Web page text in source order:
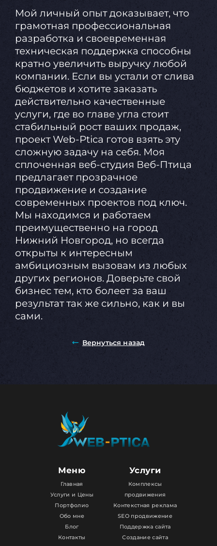
Мой личный опыт доказывает, что
грамотная профессиональная
разработка и своевременная
техническая поддержка способны
кратно увеличить выручку любой
компании. Если вы устали от слива
бюджетов и хотите заказать
действительно качественные
услуги, где во главе угла стоит
стабильный рост ваших продаж,
проект Web-Ptica готов взять эту
сложную задачу на себя. Моя
сплоченная веб-студия Веб-Птица
предлагает прозрачное
продвижение и создание
современных проектов под ключ.
Мы находимся и работаем
преимущественно на город
Нижний Новгород, но всегда
открыты к интересным
амбициозным вызовам из любых
других регионов. Доверьте свой
бизнес тем, кто болеет за ваш
результат так же сильно, как и вы
сами.
Вернуться назад
Меню
Главная
Услуги и Цены
Портфолио
Обо мне
Блог
Контакты
Услуги
Комплексы
продвижения
Контекстная реклама
SEO продвижение
Поддержка сайта
Создание сайта